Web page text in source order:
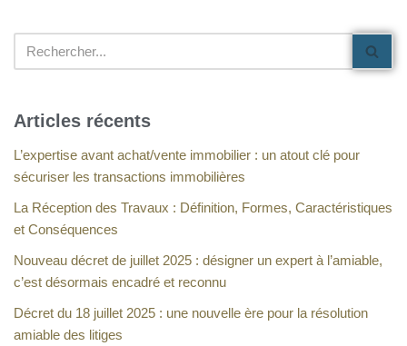
Articles récents
L’expertise avant achat/vente immobilier : un atout clé pour
sécuriser les transactions immobilières
La Réception des Travaux : Définition, Formes, Caractéristiques
et Conséquences
Nouveau décret de juillet 2025 : désigner un expert à l’amiable,
c’est désormais encadré et reconnu
Décret du 18 juillet 2025 : une nouvelle ère pour la résolution
amiable des litiges